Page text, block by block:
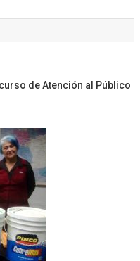
de Atención al Público